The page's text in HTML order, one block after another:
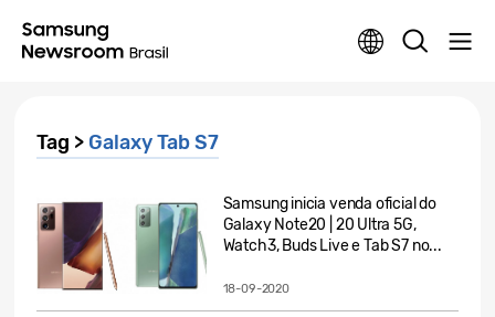
Tag > Galaxy Tab S7
Samsung inicia venda oficial do
Galaxy Note20 | 20 Ultra 5G,
Watch3, Buds Live e Tab S7 no...
18-09-2020